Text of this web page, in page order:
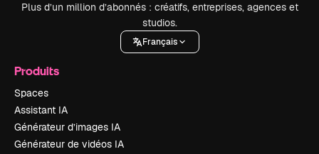
Plus d’un million d’abonnés : créatifs, entreprises, agences et
studios.
Français
Produits
Spaces
Assistant IA
Générateur d’images IA
Générateur de vidéos IA